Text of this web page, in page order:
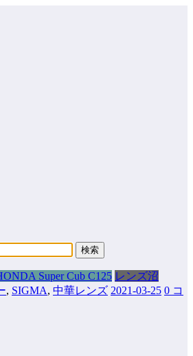
Super Cub C125 レンズ沼
, SIGMA, 中華レンズ 2021-03-25 0 コ